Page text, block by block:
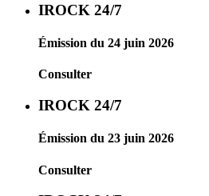
IROCK 24/7
Émission du 24 juin 2026
Consulter
IROCK 24/7
Émission du 23 juin 2026
Consulter